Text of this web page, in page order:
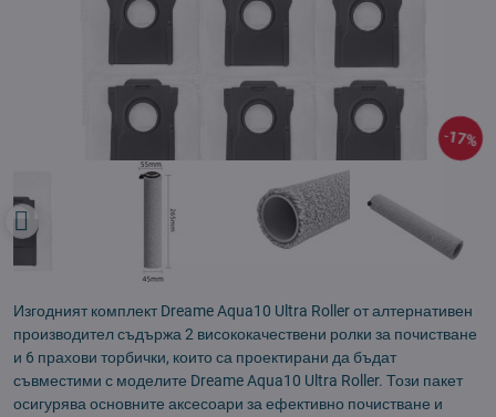
17%
Изгодният комплект Dreame Aqua10 Ultra Roller от алтернативен
производител съдържа 2 висококачествени ролки за почистване
и 6 прахови торбички, които са проектирани да бъдат
съвместими с моделите Dreame Aqua10 Ultra Roller. Този пакет
осигурява основните аксесоари за ефективно почистване и